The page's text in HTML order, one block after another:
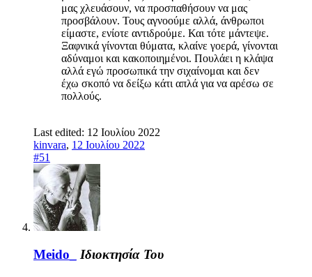
μας χλευάσουν, να προσπαθήσουν να μας
προσβάλουν. Τους αγνοούμε αλλά, άνθρωποι
είμαστε, ενίοτε αντιδρούμε. Και τότε μάντεψε.
Ξαφνικά γίνονται θύματα, κλαίνε γοερά, γίνονται
αδύναμοι και κακοποιημένοι. Πουλάει η κλάψα
αλλά εγώ προσωπικά την σιχαίνομαι και δεν
έχω σκοπό να δείξω κάτι απλά για να αρέσω σε
πολλούς.
Last edited: 12 Ιουλίου 2022
kinvara, 12 Ιουλίου 2022
#51
Meido_ Ιδιοκτησία Του